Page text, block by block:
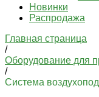
Новинки
Распродажа
Главная страница
/
Оборудование для
/
Система